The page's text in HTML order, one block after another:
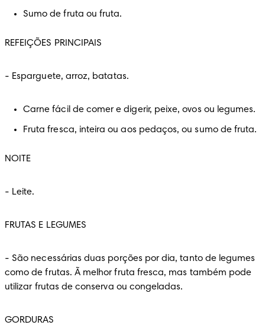
Sumo de fruta ou fruta.
REFEIÇÕES PRINCIPAIS
- Esparguete, arroz, batatas.
Carne fácil de comer e digerir, peixe, ovos ou legumes.
Fruta fresca, inteira ou aos pedaços, ou sumo de fruta.
NOITE
- Leite.
FRUTAS E LEGUMES
- São necessárias duas porções por dia, tanto de legumes
como de frutas. Ã melhor fruta fresca, mas também pode
utilizar frutas de conserva ou congeladas.
GORDURAS